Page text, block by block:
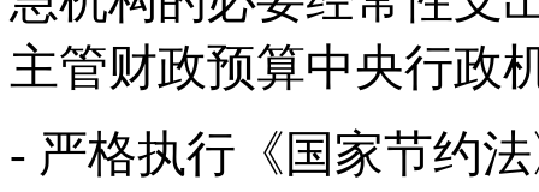
主管财政预算中央行政
- 严格执行《国家节约